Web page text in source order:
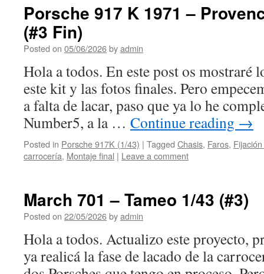
Porsche 917 K 1971 –
(#3 Fin)
Posted on 05/06/2026byadmin
Hola a todos. En este post os mostraré
este kit y las fotos finales. Pero
a falta de lacar, paso que ya lo he
Number5, a la … Continue reading →
Posted in Porsche 917K (1/43) | Tagged Chasis, Faros,
carrocería, Montaje final | Leave a comment
March 701 – Tameo 1/43 (#3)
Posted on 22/05/2026byadmin
Hola a todos. Actualizo este proyecto,
ya realicá la fase de lacado de la